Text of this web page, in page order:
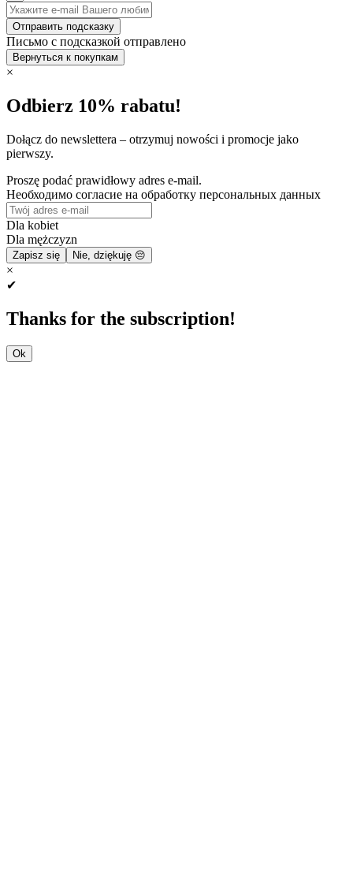
Отправить подсказку
Письмо с подсказкой отправлено
Вернуться к покупкам
×
Odbierz 10% rabatu!
Dołącz do newslettera – otrzymuj nowości i promocje jako
pierwszy.
Proszę podać prawidłowy adres e-mail.
Необходимо согласие на обработку персональных данных
Dla kobiet
Dla mężczyzn
Zapisz się Nie, dziękuję 😔
×
✔
Thanks for the subscription!
Ok